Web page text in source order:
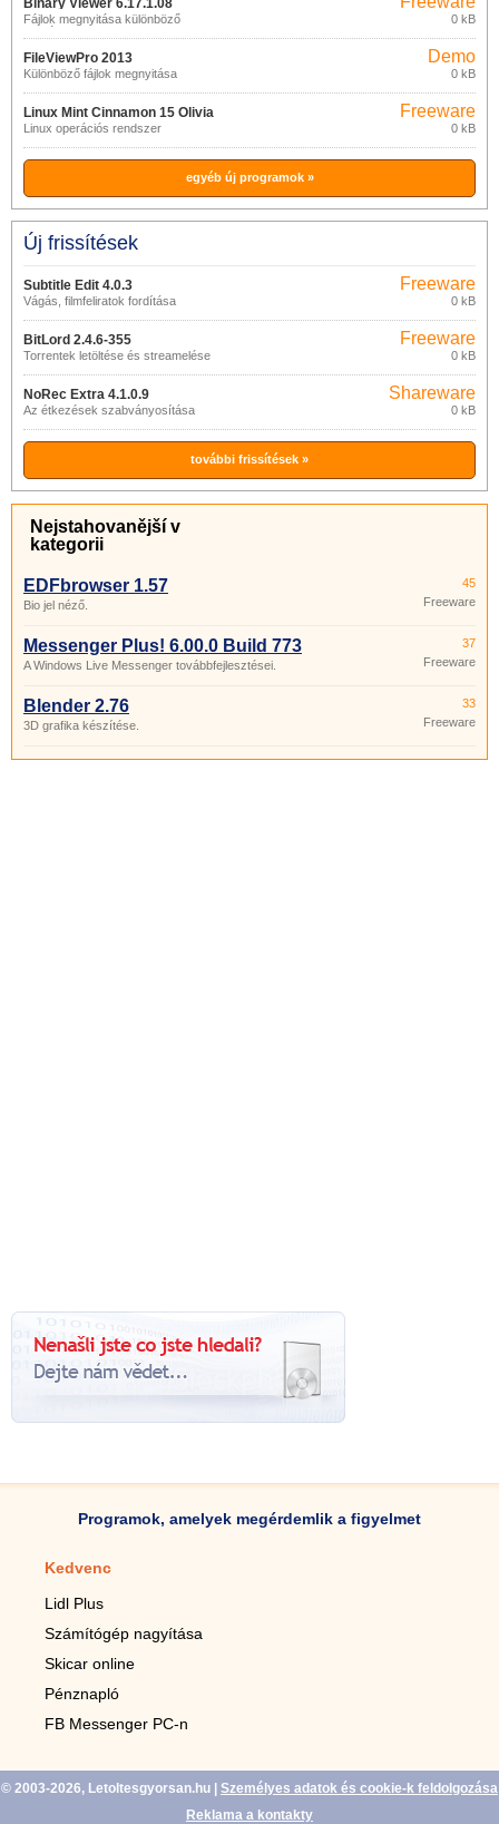
Binary Viewer 6.17.1.08
Fájlok megnyitása különböző
formátumokban
0 kB
FileViewPro 2013
Különböző fájlok megnyitása
Demo
0 kB
Linux Mint Cinnamon 15 Olivia
Linux operációs rendszer
Freeware
0 kB
egyéb új programok »
Új frissítések
Subtitle Edit 4.0.3
Vágás, filmfeliratok fordítása
Freeware
0 kB
BitLord 2.4.6-355
Torrentek letöltése és streamelése
Freeware
0 kB
NoRec Extra 4.1.0.9
Az étkezések szabványosítása
Shareware
0 kB
további frissítések »
Nejstahovanější v
kategorii
EDFbrowser 1.57
Bio jel néző.
45
Freeware
Messenger Plus! 6.00.0 Build 773
A Windows Live Messenger továbbfejlesztései.
37
Freeware
Blender 2.76
3D grafika készítése.
33
Freeware
Programok, amelyek megérdemlik a figyelmet
Kedvenc
Lidl Plus
Számítógép nagyítása
Skicar online
Pénznapló
FB Messenger PC-n
© 2003-2026, Letoltesgyorsan.hu
Személyes adatok és cookie-k feldolgozása
Reklama a kontakty